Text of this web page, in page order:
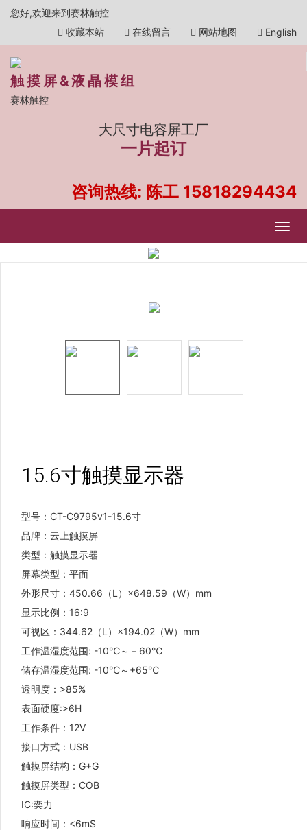
您好,欢迎来到赛林触控
收藏本站
在线留言 网站地图 English
触摸屏&液晶模组
赛林触控
大尺寸电容屏工厂
一片起订
咨询热线: 陈工 15818294434
15.6寸触摸显示器
型号：CT-C9795v1-15.6寸
品牌：云上触摸屏
类型：触摸显示器
屏幕类型：平面
外形尺寸：450.66（L）×648.59（W）mm
显示比例：16:9
可视区：344.62（L）×194.02（W）mm
工作温湿度范围: -10℃～﹢60℃
储存温湿度范围: -10℃～+65℃
透明度：>85%
表面硬度:>6H
工作条件：12V
接口方式：USB
触摸屏结构：G+G
触摸屏类型：COB
IC:奕力
响应时间：<6mS